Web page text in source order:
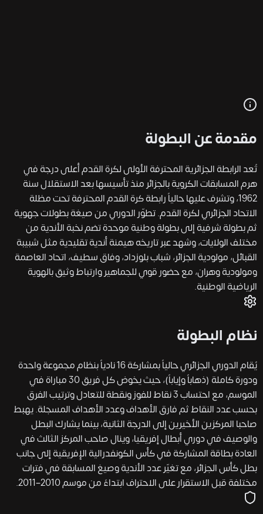
مقدمة عن البطولة
تُعد الرابطة الجزائرية المحترفة الأولى لكرة القدم أعلى درجة في
هرم المسابقات الكروية بالجزائر منذ تأسيسها بعد الاستقلال سنة
1962، وتشرف عليها حالياً رابطة كرة القدم المحترفة تحت مظلة
الاتحاد الجزائري لكرة القدم. تطوّر الدوري من صيغة بطولات جهوية
ثم بطولة شرفية إلى بطولة وطنية موحدة تضم نخبة الأندية من
مختلف الولايات، وشهد عبر تاريخه هيمنة أندية تقليدية مثل شبيبة
القبائل، مولودية الجزائر، شباب بلوزداد، وفاق سطيف، اتحاد العاصمة
ومولودية وهران، مع حضور قوي للجماهير وارتباط وثيق بالهوية
الرياضية الوطنية.
نظام البطولة
يُقام الدوري الجزائري حالياً بمشاركة 16 نادياً بنظام مجموعة واحدة
ودورة كاملة (ذهاباً وإياباً)، حيث يخوض كل فريق 30 مباراة في
الموسم، مع احتساب 3 نقاط للفوز ونقطة للتعادل وترتيب الفرق
بحسب عدد النقاط ثم فارق الأهداف وعدد الأهداف المسجلة. يهبط
صاحبا المركزين الأخيرين إلى الدرجة الثانية، بينما يشارك البطل
والوصيف في دوري أبطال إفريقيا، وينال صاحب المركز الثالث في
العادة بطاقة المشاركة في كأس الكونفدرالية الإفريقية إلى جانب
بطل كأس الجزائر، مع تغيّر عدد الأندية وصيغ المسابقة في فترات
مختلفة قبل الاستقرار على الاحتراف ابتداءً من موسم 2010–2011.